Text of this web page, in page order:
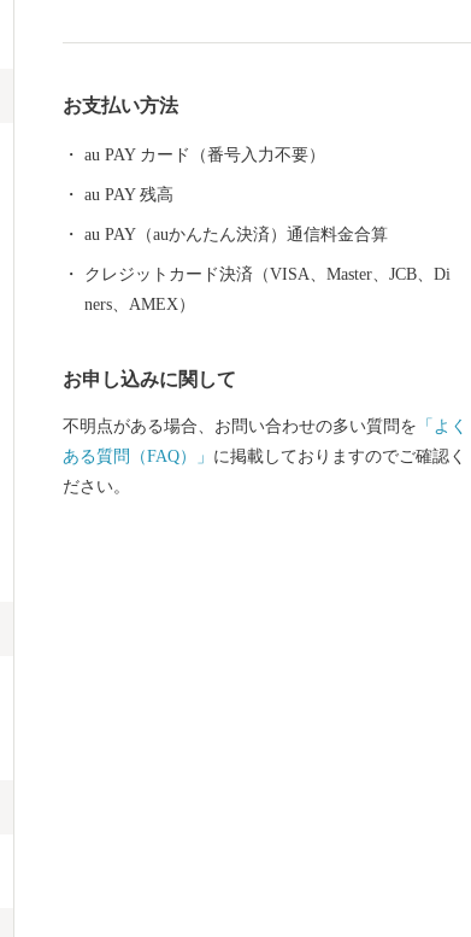
ヤ，ホタテなど多くの海産物が所狭しと並ぶ光景は圧
巻。 魚市場のほかにも，自然景観を活かした唐桑半島
も伝わる金山跡など、多くの観光スポットも魅力で
す。 また，鮮度抜群の魚介類やフカヒレを使った料理
はもちろん，Ｂ級グルメとして人気沸騰中の気仙沼ホ
してください！！
お支払い方法
au PAY カード（番号入力不要）
au PAY 残高
au PAY（auかんたん決済）通信料金合算
クレジットカード決済（VISA、Master、JCB、Di
ners、AMEX）
お申し込みに関して
不明点がある場合、お問い合わせの多い質問を 「よく
ある質問（FAQ）」 に掲載しておりますのでご確認く
ださい。